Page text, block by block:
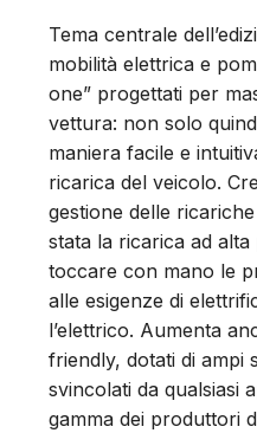
Tema centrale
mobilità elettrica e
one” progettati per
vettura: non solo
maniera facile e
ricarica del veicolo.
gestione delle
stata la ricarica ad
toccare con mano le
alle esigenze di
l’elettrico. Aumenta
friendly, dotati di ampi
svincolati da qualsiasi
gamma dei produttori